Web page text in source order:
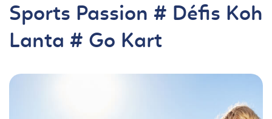
Sports Passion # Défis Koh
Lanta # Go Kart